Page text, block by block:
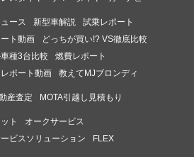
ース 新型車解説
試乗レポート
ト動画
どっちが買い!? VS徹底比較
種3台比較
燃費レポート
ポート動画
教えてMJブロンディ
産査定 MOTA引越し見積もり
ト
オークサービス
ビスソリューション
FLEX